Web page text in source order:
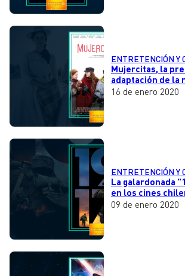
ENTRETENCIÓN Y
Mujercitas, la
adaptación de la
16 de enero 2020
ENTRETENCIÓN Y
La galardonada
en los cines
09 de enero 2020